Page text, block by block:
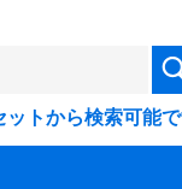
トから検索可能